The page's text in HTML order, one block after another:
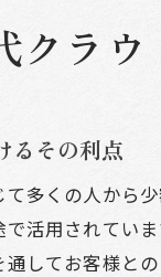
の新しい潮流：
ンディングで美
トの成功要因を
引きつける成功
ファンディング
から学ぶ美容室
クラ
るその利点
多くの人から
活用されてい
してお客様と